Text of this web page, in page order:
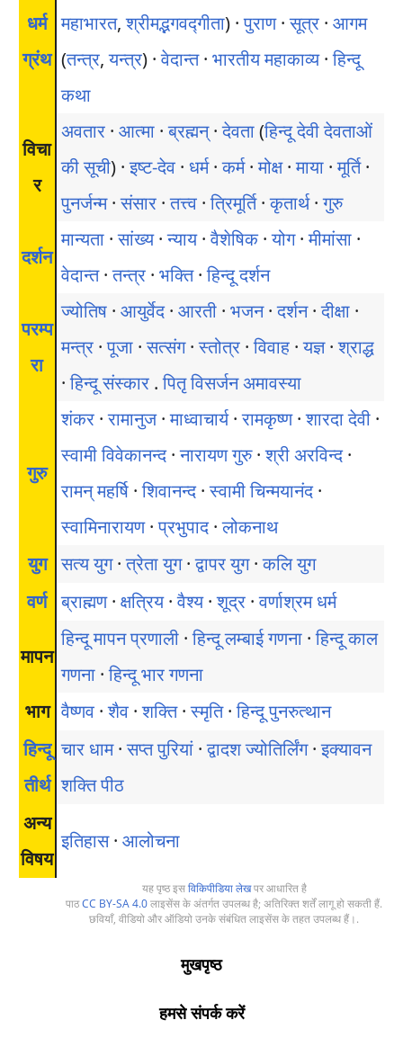
धर्म
ग्रंथ
महाभारत,श्रीमद्भगवद्गीता) ·पुराण·सूत्र · आगम
(तन्त्र,यन्त्र) ·वेदान्त· भारतीय महाकाव्य·हिन्दू
कथा
विचा
र
अवतार · आत्मा ·ब्रह्मन्·देवता(हिन्दू देवी देवताओं
की सूची) ·इष्ट-देव · धर्म·कर्म·मोक्ष·माया ·मूर्ति·
पुनर्जन्म·संसार ·तत्त्व ·त्रिमूर्ति·कृतार्थ·गुरु
दर्शन
मान्यता ·सांख्य·न्याय·वैशेषिक·योग·मीमांसा ·
वेदान्त·तन्त्र · भक्ति·हिन्दू दर्शन
परम्प
रा
ज्योतिष · आयुर्वेद· आरती · भजन·दर्शन·दीक्षा ·
मन्त्र ·पूजा ·सत्संग·स्तोत्र ·विवाह ·यज्ञ·श्राद्ध
·हिन्दू संस्कार .पितृ विसर्जन अमावस्या
गुरु
शंकर ·रामानुज·माध्वाचार्य·रामकृष्ण·शारदा देवी ·
स्वामी विवेकानन्द·नारायण गुरु·श्री अरविन्द·
रामन् महर्षि ·शिवानन्द·स्वामी चिन्मयानंद·
स्वामिनारायण·प्रभुपाद·लोकनाथ
युग
सत्य युग·त्रेता युग·द्वापर युग·कलि युग
वर्ण ब्राह्मण· क्षत्रिय·वैश्य·शूद्र ·वर्णाश्रम धर्म
मापन
हिन्दू मापन प्रणाली ·हिन्दू लम्बाई गणना ·हिन्दू काल
गणना ·हिन्दू भार गणना
भाग वैष्णव ·शैव ·शक्ति·स्मृति·हिन्दू पुनरुत्थान
हिन्दू
तीर्थ
चार धाम·सप्त पुरियां ·द्वादश ज्योतिर्लिंग·इक्यावन
शक्ति पीठ
अन्य
विषय
इतिहास· आलोचना
यह पृष्ठ इसविकिपीडिया लेखपर आधारित है
पाठCC BY-SA 4.0लाइसेंस के अंतर्गत उपलब्ध है; अतिरिक्त शर्तें लागू हो सकती हैं.
छवियाँ, वीडियो और ऑडियो उनके संबंधित लाइसेंस के तहत उपलब्ध हैं।.
मुखपृष्ठ
हमसे संपर्क करें